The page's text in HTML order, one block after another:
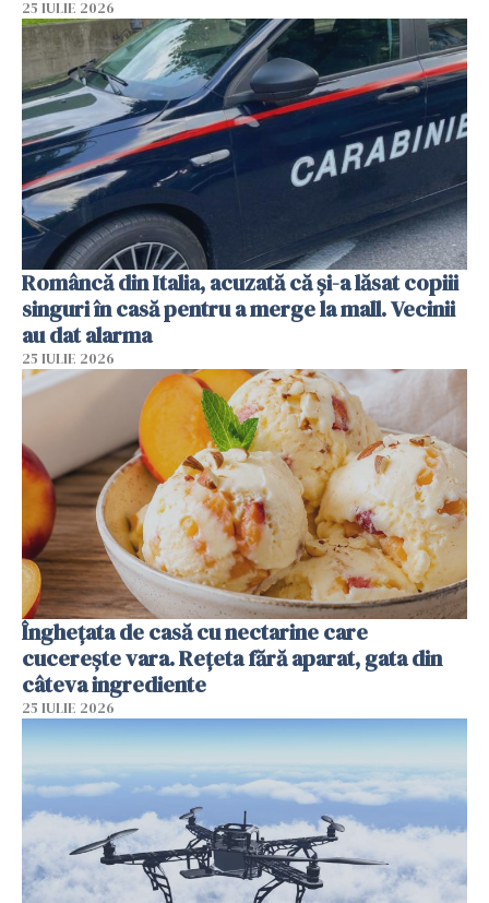
25 IULIE 2026
Româncă din Italia, acuzată că și-a lăsat copiii
singuri în casă pentru a merge la mall. Vecinii
au dat alarma
25 IULIE 2026
Înghețata de casă cu nectarine care
cucerește vara. Rețeta fără aparat, gata din
câteva ingrediente
25 IULIE 2026